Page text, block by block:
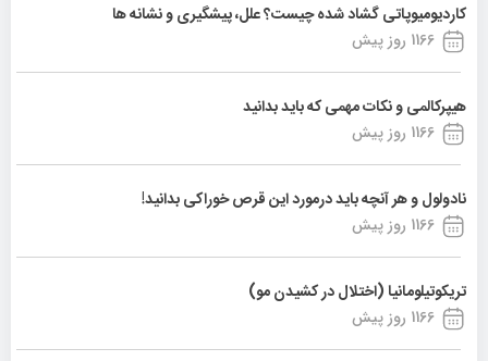
کاردیومیوپاتی گشاد شده چیست؟ علل، پیشگیری و نشانه ها
1166 روز پیش
هیپرکالمی و نکات مهمی که باید بدانید
1166 روز پیش
نادولول و هر آنچه باید درمورد این قرص خوراکی بدانید!
1166 روز پیش
تریکوتیلومانیا (اختلال در کشیدن مو)
1166 روز پیش